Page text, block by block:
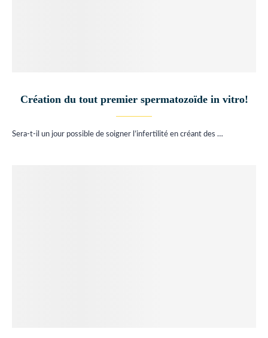
Création du tout premier spermatozoïde in vitro!
Sera-t-il un jour possible de soigner l’infertilité en créant des …